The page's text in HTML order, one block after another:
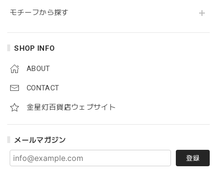
モチーフから探す
SHOP INFO
ABOUT
CONTACT
金星灯百貨店ウェブサイト
メールマガジン
登録